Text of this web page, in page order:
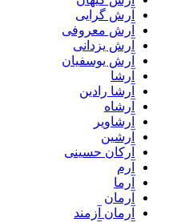
آرش گرایی
آرش معروفی
آرش یزدانی
آرش یوسفیان
آرشا
آرشا رادین
آرشاه
آرشاویر
آرشین
آرکان حسینی
آرم
آرما
آرمان
آرمان آزمند